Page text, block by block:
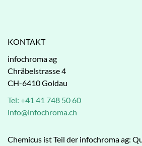
KONTAKT
infochroma ag
Chräbelstrasse 4
CH-6410 Goldau
Tel: +41 41 748 50 60
info@infochroma.ch
Chemicus ist Teil der infochroma ag: